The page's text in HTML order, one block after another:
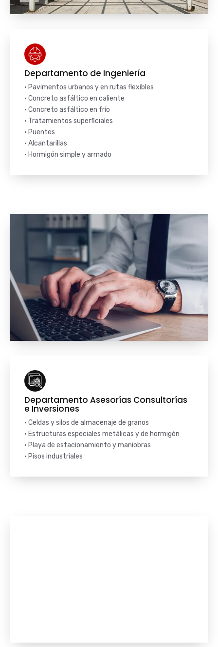
Departamento de Ingeniería
• Pavimentos urbanos y en rutas flexibles
• Concreto asfáltico en caliente
• Concreto asfáltico en frío
• Tratamientos superficiales
• Puentes
• Alcantarillas
• Hormigón simple y armado
Departamento Asesorías Consultorías
e Inversiones
• Celdas y silos de almacenaje de granos
• Estructuras especiales metálicas y de hormigón
• Playa de estacionamiento y maniobras
• Pisos industriales